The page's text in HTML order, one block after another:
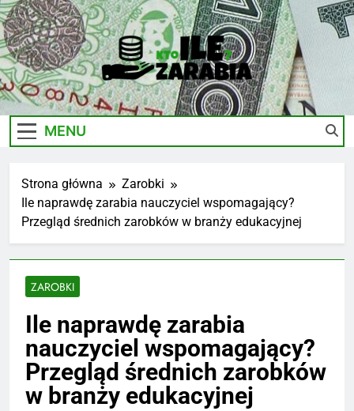
Skip
to
content
Ile-
Zarabia.edu.pl
Zarobki Gwiazd, Ciekawostki I Biznes
MENU
Strona główna
Zarobki
Ile naprawdę zarabia nauczyciel wspomagający?
Przegląd średnich zarobków w branży edukacyjnej
ZAROBKI
Ile naprawdę zarabia
nauczyciel wspomagający?
Przegląd średnich zarobków
w branży edukacyjnej